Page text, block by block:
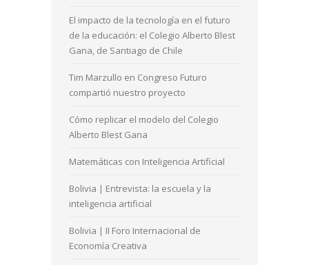
El impacto de la tecnología en el futuro
de la educación: el Colegio Alberto Blest
Gana, de Santiago de Chile
Tim Marzullo en Congreso Futuro
compartió nuestro proyecto
Cómo replicar el modelo del Colegio
Alberto Blest Gana
Matemáticas con Inteligencia Artificial
Bolivia | Entrevista: la escuela y la
inteligencia artificial
Bolivia | II Foro Internacional de
Economía Creativa